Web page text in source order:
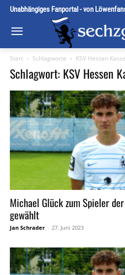
Unabhängiges Fanportal - von
Start Schlagworte KSV Hessen
Schlagwort: KSV Hessen
Michael Glück zum Spieler
gewählt
Jan Schrader - 27. Juni 2023